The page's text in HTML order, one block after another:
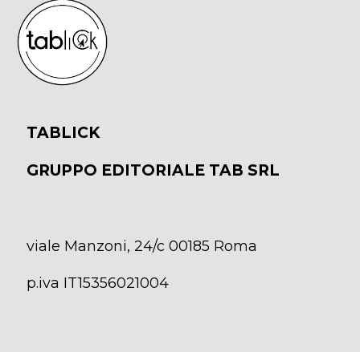
TABLICK
GRUPPO EDITORIALE TAB SRL
viale Manzoni, 24/c 00185 Roma
p.iva IT15356021004